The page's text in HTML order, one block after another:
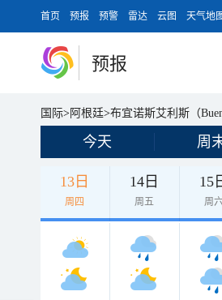
首页 预报 预警 雷达 云图 天气地
预报
国际> 阿根廷>布宜诺斯艾利斯（
今天 周
13日
周四
14日
周五
15
周